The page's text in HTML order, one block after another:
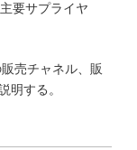
要サプライヤ
売チャネル、販
明する。